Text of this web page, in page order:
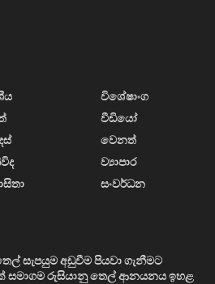
විශේෂාංග
වීඩියෝ
වෙනත්
ව්‍යාපාර
සංවර්ධන
සැපයුම අඩුවීම පියවා ගැනීමට
රුසියානු තෙල් ආනයනය ඉහළ